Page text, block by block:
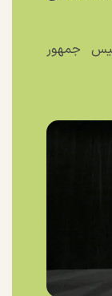
جمهور